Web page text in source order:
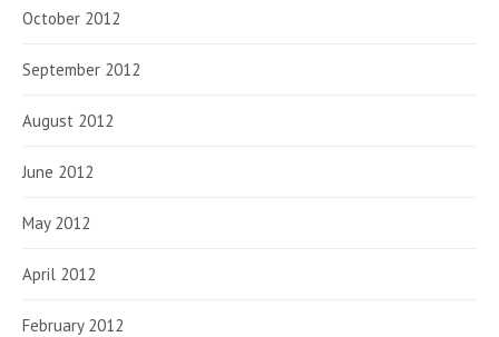
October 2012
September 2012
August 2012
June 2012
May 2012
April 2012
February 2012